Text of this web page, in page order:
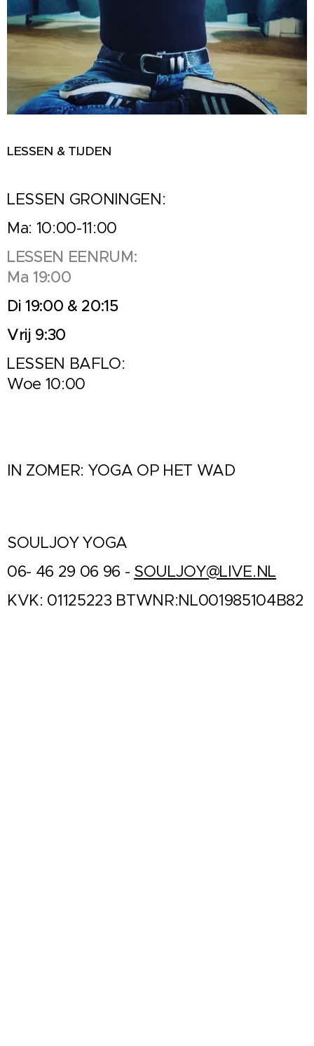
LESSEN & TIJDEN
LESSEN GRONINGEN:
Ma: 10:00-11:00
LESSEN EENRUM:
Ma 19:00
Di 19:00 & 20:15
Vrij 9:30
LESSEN BAFLO:
Woe 10:00
IN ZOMER: YOGA OP HET WAD
SOULJOY YOGA
06- 46 29 06 96 - SOULJOY@LIVE.NL
KVK: 01125223 BTWNR:NL001985104B82